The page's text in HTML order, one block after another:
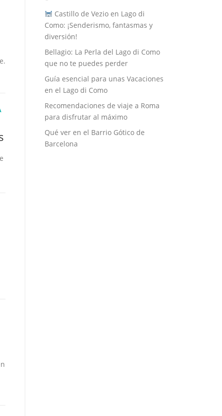
Castillo de Vezio en Lago di
Como: ¡Senderismo, fantasmas y
diversión!
Bellagio: La Perla del Lago di Como
que no te puedes perder
Guía esencial para unas Vacaciones
en el Lago di Como
Recomendaciones de viaje a Roma
para disfrutar al máximo
Qué ver en el Barrio Gótico de
Barcelona